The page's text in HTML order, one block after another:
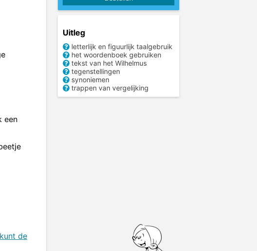
een
de
Uitleg
letterlijk en figuurlijk taalgebruik
het woordenboek gebruiken
tekst van het Wilhelmus
tegenstellingen
synoniemen
trappen van vergelijking